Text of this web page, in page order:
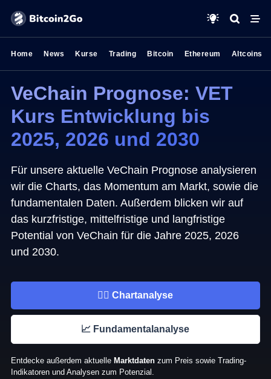
Home News Kurse Trading Bitcoin Ethereum Altcoins
VeChain Prognose: VET
Kurs Entwicklung bis
2025, 2026 und 2030
Für unsere aktuelle VeChain Prognose analysieren
wir die Charts, das Momentum am Markt, sowie die
fundamentalen Daten. Außerdem blicken wir auf
das kurzfristige, mittelfristige und langfristige
Potential von VeChain für die Jahre 2025, 2026
und 2030.
👉🏼 Chartanalyse
📈 Fundamentalanalyse
Entdecke außerdem aktuelle Marktdaten zum Preis sowie Trading-
Indikatoren und Analysen zum Potenzial.